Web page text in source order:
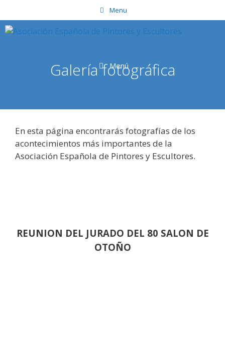
al
contenido
Menu
Menú
Galería fotográfica
En esta página encontrarás fotografías de los
acontecimientos más importantes de la
Asociación Española de Pintores y Escultores.
REUNION DEL JURADO DEL 80 SALON DE
OTOÑO